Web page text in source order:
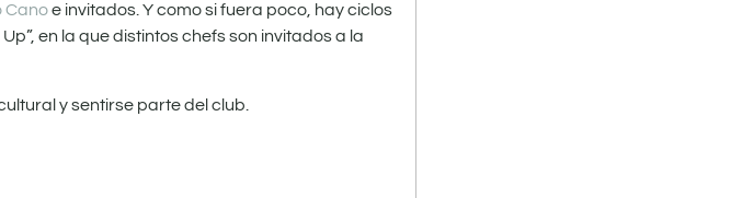
Canoe invitados. Y como si fuera poco, hay ciclos
en la que distintos chefs son invitados a la
y sentirse parte del club.